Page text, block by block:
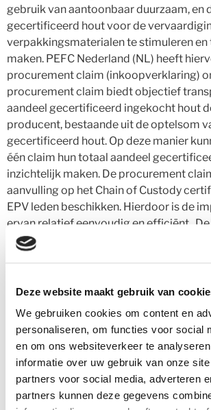
Deze website maakt gebruik van
We gebruiken cookies om content en
personaliseren, om functies voor social
en om ons websiteverkeer te
informatie over uw gebruik van onze
partners voor social media, adverteren
partners kunnen deze gegevens
gebruik van aantoonbaar duurzaam, en
gecertificeerd hout voor de
verpakkingsmaterialen te stimuleren
maken. PEFC Nederland (NL) heeft
procurement claim (inkoopverklaring)
procurement claim biedt objectief
aandeel gecertificeerd ingekocht hout
producent, bestaande uit de optelsom
gecertificeerd hout. Op deze manier
één claim hun totaal aandeel
inzichtelijk maken. De procurement
aanvulling op het Chain of Custody
EPV leden beschikken. Hierdoor is de
ervan relatief eenvoudig en efficiënt .
claim” kan alle afnemers van houten
verpakkingsmiddelen objectief inzicht
en daarmee de aantoonbare
door FEFPEB gedeeld met de EPV. Een
hebben zich direct beschikbaar gesteld
aan een pilot project om de toepassing
“procurement claim”
deze procurement claim na een
implementatie in Nederland, verder